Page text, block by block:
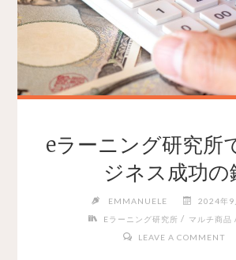
eラーニング研究所
ジネス成功の
EMMANUELE
2024年9
Eラーニング研究所 / マルチ商品
LEAVE A COMMENT